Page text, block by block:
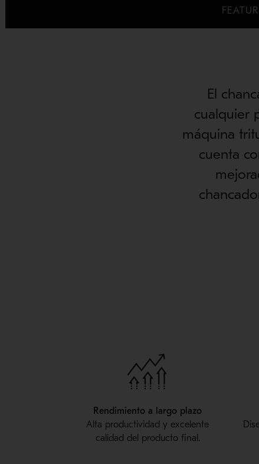
El
cualquier
máquina
cuenta
Rendimiento a largo plazo
Alta productividad y excelente
calidad del producto final.